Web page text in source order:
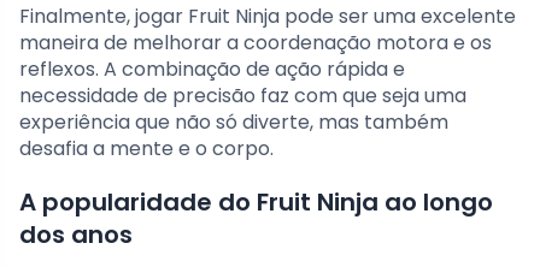
Finalmente, jogar Fruit Ninja pode ser uma excelente
maneira de melhorar a coordenação motora e os
reflexos. A combinação de ação rápida e
necessidade de precisão faz com que seja uma
experiência que não só diverte, mas também
desafia a mente e o corpo.
A popularidade do Fruit Ninja ao longo
dos anos